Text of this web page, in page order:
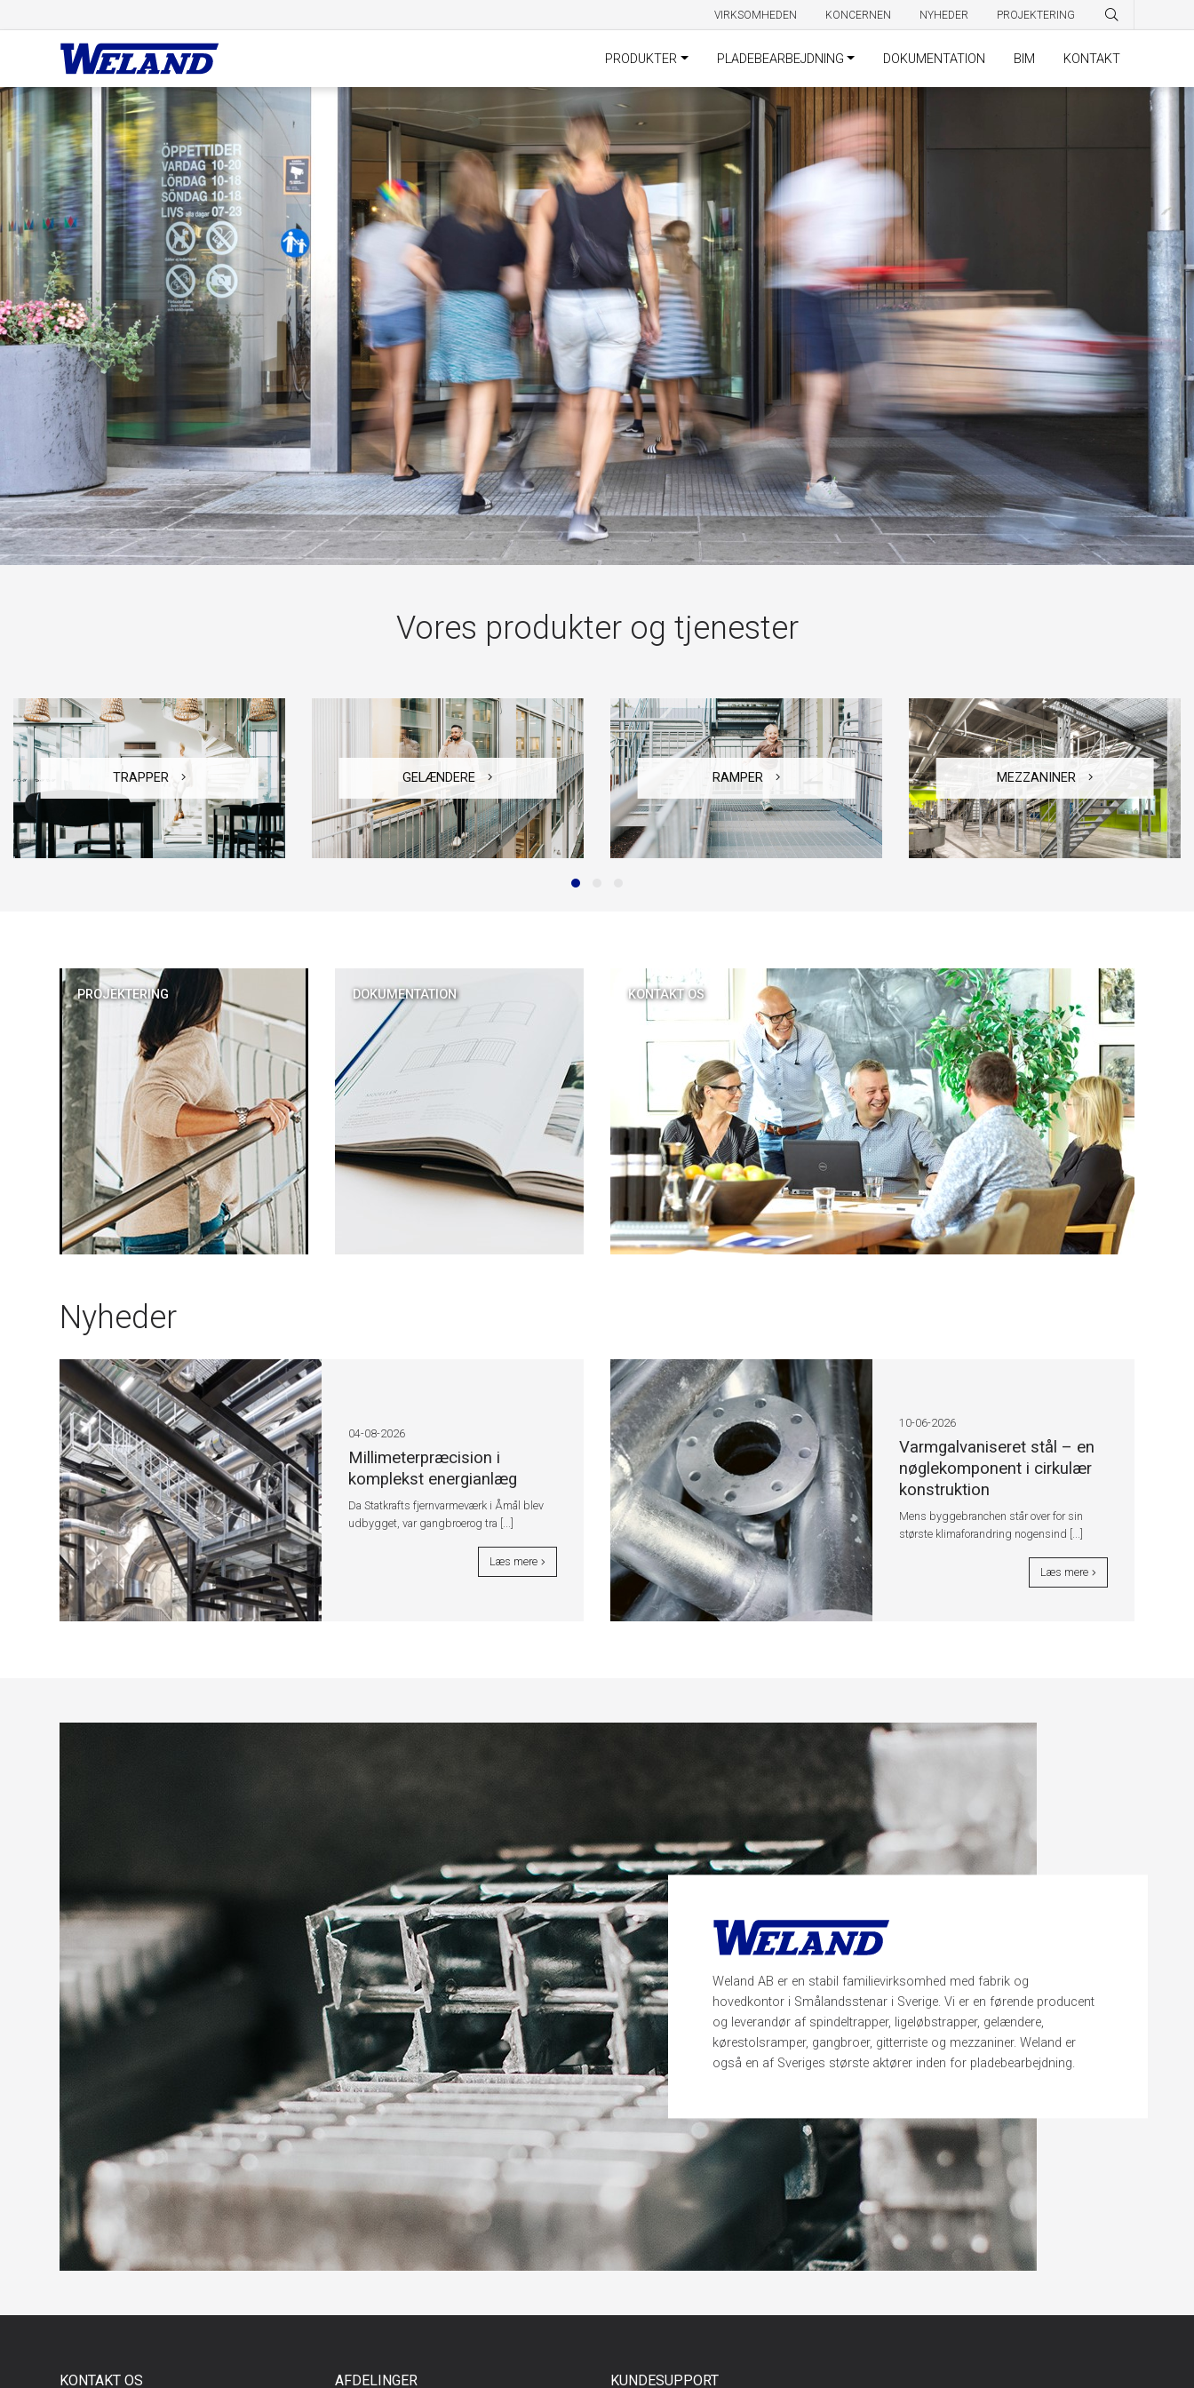
VIRKSOMHEDEN KONCERNEN NYHEDER PROJEKTERING
PRODUKTER PLADEBEARBEJDNING DOKUMENTATION BIM KONTAKT
Vores produkter og tjenester
TRAPPER GELÆNDERE RAMPER MEZZANINER
PROJEKTERING DOKUMENTATION KONTAKT OS
Nyheder
04-08-2026
Millimeterpræcision i
komplekst energianlæg
Da Statkrafts fjernvarmeværk i Åmål blev
udbygget, var gangbroerog tra [...]
Læs mere
10-06-2026
Varmgalvaniseret stål – en
nøglekomponent i cirkulær
konstruktion
Mens byggebranchen står over for sin
største klimaforandring nogensind [...]
Læs mere
Weland AB er en stabil familievirksomhed med fabrik og
hovedkontor i Smålandsstenar i Sverige. Vi er en førende producent
og leverandør af spindeltrapper, ligeløbstrapper, gelændere,
kørestolsramper, gangbroer, gitterriste og mezzaniner. Weland er
også en af Sveriges største aktører inden for pladebearbejdning.
KONTAKT OS AFDELINGER KUNDESUPPORT